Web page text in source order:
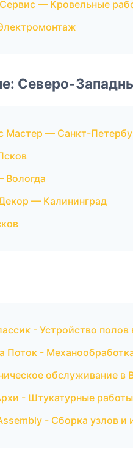
— Кровельные
Северо-
Мастер — Санкт-
— Калининград
- Устройство полов
Поток -
обслуживание в
- Штукатурные
- Сборка узлов и